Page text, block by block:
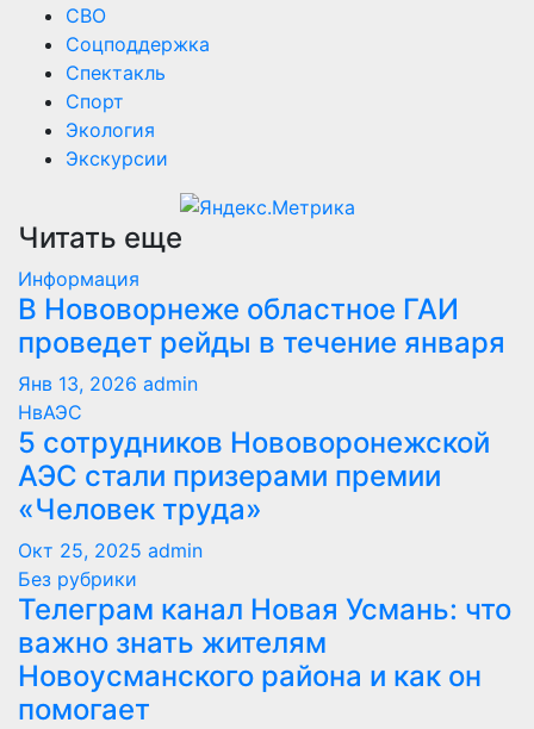
СВО
Соцподдержка
Спектакль
Спорт
Экология
Экскурсии
Читать еще
Информация
В Нововорнеже областное ГАИ
проведет рейды в течение января
Янв 13, 2026 admin
НвАЭС
5 сотрудников Нововоронежской
АЭС стали призерами премии
«Человек труда»
Окт 25, 2025 admin
Без рубрики
Телеграм канал Новая Усмань: что
важно знать жителям
Новоусманского района и как он
помогает